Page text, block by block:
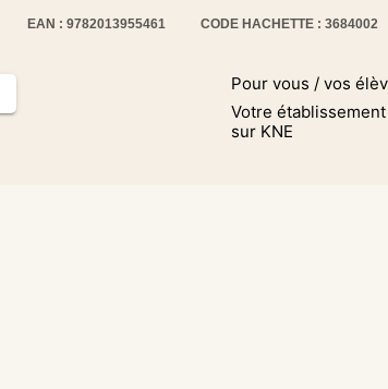
EAN : 9782013955461 CODE HACHETTE : 3684002
Pour vous / vos
Votre
sur KNE